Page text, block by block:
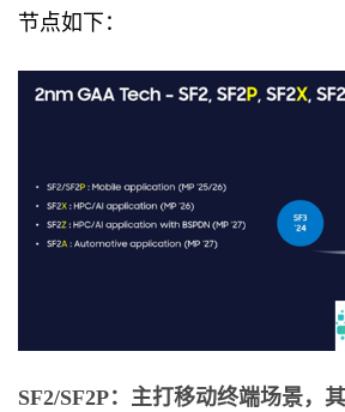
节点如下：
SF2/SF2P：主打移动终端场景，